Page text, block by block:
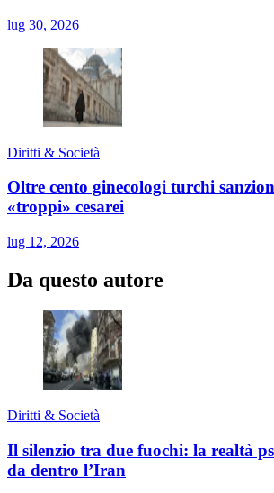
lug 30, 2026
Diritti & Società
Oltre cento ginecologi turchi
«troppi» cesarei
lug 12, 2026
Da questo autore
Diritti & Società
Il silenzio tra due fuochi: la realtà
da dentro l’Iran